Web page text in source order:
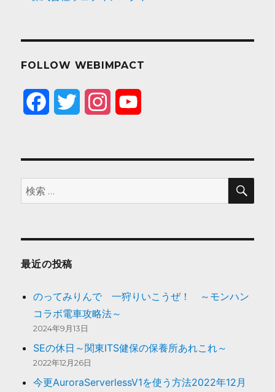
FOLLOW WEBIMPACT
e
b
o
t
t
t
a
T
u
検
索:
検
最近の投稿
のってみりんで 一狩りいこうぜ！ ～モンハン
コラボ電車攻略法～
2024年9月13日
SEの休日～関東ITS健保の保養所あれこれ～
2022年12月26日
今更AuroraServerlessV1を使う方法2022年12月